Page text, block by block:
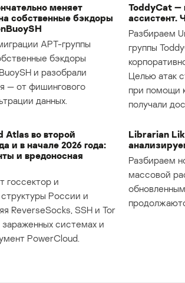
меняет
собственные бэкдоры
APT-группы
бэкдоры
и разобрали
— от фишингового
данных.
ToddyCat —
ассистент.
Разбираем
группы
Целью атак
при помощи
получали
Atlas во второй
и в начале 2026 года:
и вредоносная
госсектор и
России и
ReverseSocks, SSH и Tor
зараженных системах и
PowerCloud.
Librarian
Разбираем
массовой